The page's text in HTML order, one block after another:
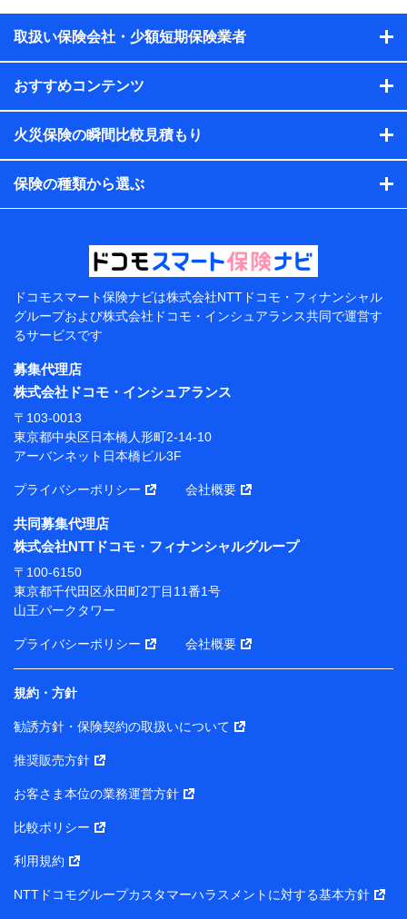
れらに付帯、関連する当社、株式会社NTTドコモおよび提携
会社のサービスを案内、提供するため
析して、お客さまの趣味・嗜好・傾向に応じたサービス・商
各種セミナーの開催のため
コンサルティングサービスの実施のため
アンケートやキャンペーン等の実施のため
上記に係る案内・手続き・管理等付帯業務を行うため
当該個人データを取り扱う各共同利用者（詳細は次のと
東京都千代田区永田町2丁目11番1号 山王パークタワー
株式会社NTTドコモ 代表取締役社長 前田 義晃
東京都中央区日本橋人形町2-14-10 アーバンネット日
本橋ビル 3F
長 吉村 忠義
※ 当社および株式会社NTTドコモは、お客さまの情報
ソナルデータ憲章」に定める行動原則を順守します 。
※ パーソナルデータダッシュボードの「第三者提供の
管理」の設定状態にかかわらず、共同利用する場合があ
ります。
※ dポイントクラブ会員ではないお客さま（2019年12
月11日以降、一度もdポイントクラブ会員であったこと
がないお客さまに限る）に関する、2019年12月10日以
前に取得した個人データは、こちら の利用目的の範囲内
当社は株式会社NTTドコモ・フィナンシャルグループ
との間で、以下のとおり個人データを共同利用しま
す。
【共同して利用される利用データの項目】
当社または株式会社NTTドコモ・フィナンシャルグルー
の個人データ
基本情報
性、連絡先、dポイントサービスのご利用に関する情報。例
取扱い保険会社・少額短期保険業者
おすすめコンテンツ
火災保険の瞬間比較見積もり
保険の種類から選ぶ
ドコモスマート保険ナビは株式会社NTTドコモ・フィナンシャル
グループおよび株式会社ドコモ・インシュアランス共同で運営す
るサービスです
募集代理店
株式会社ドコモ・インシュアランス
〒103-0013
東京都中央区日本橋人形町2-14-10
アーバンネット日本橋ビル3F
プライバシーポリシー 会社概要
共同募集代理店
株式会社NTTドコモ・フィナンシャルグループ
〒100-6150
東京都千代田区永田町2丁目11番1号
山王パークタワー
プライバシーポリシー 会社概要
規約・方針
勧誘方針・保険契約の取扱いについて
推奨販売方針
お客さま本位の業務運営方針
比較ポリシー
利用規約
NTTドコモグループカスタマーハラスメントに対する基本方針